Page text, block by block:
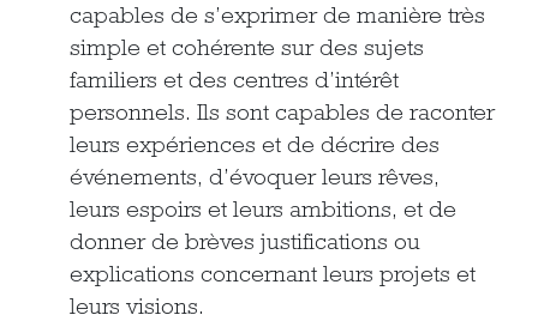
capables de s’exprimer de manière très
simple et cohérente sur des sujets
familiers et des centres d’intérêt
personnels. Ils sont capables de raconter
leurs expériences et de décrire des
événements, d’évoquer leurs rêves,
leurs espoirs et leurs ambitions, et de
donner de brèves justifications ou
explications concernant leurs projets et
leurs visions.